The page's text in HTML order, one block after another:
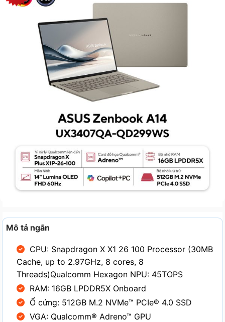
Mô tả ngắn
CPU: Snapdragon X X1 26 100 Processor (30MB
Cache, up to 2.97GHz, 8 cores, 8
Threads)Qualcomm Hexagon NPU: 45TOPS
RAM: 16GB LPDDR5X Onboard
Ổ cứng: 512GB M.2 NVMe™ PCIe® 4.0 SSD
VGA: Qualcomm® Adreno™ GPU